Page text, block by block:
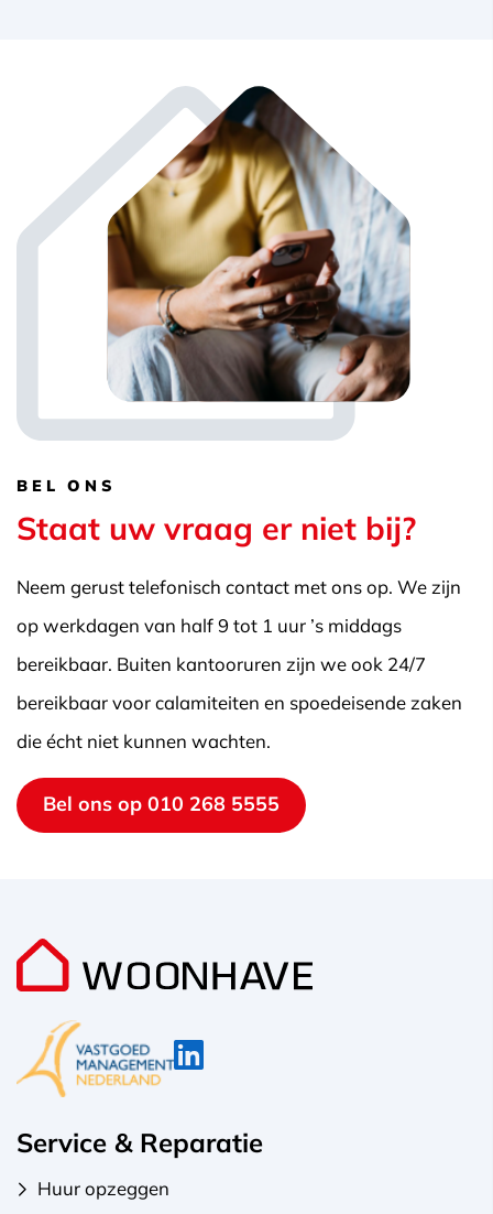
BEL ONS
Staat uw vraag er niet bij?
Neem gerust telefonisch contact met ons op. We zijn
op werkdagen van half 9 tot 1 uur ’s middags
bereikbaar. Buiten kantooruren zijn we ook 24/7
bereikbaar voor calamiteiten en spoedeisende zaken
die écht niet kunnen wachten.
Bel ons op 010 268 5555
Service & Reparatie
Huur opzeggen